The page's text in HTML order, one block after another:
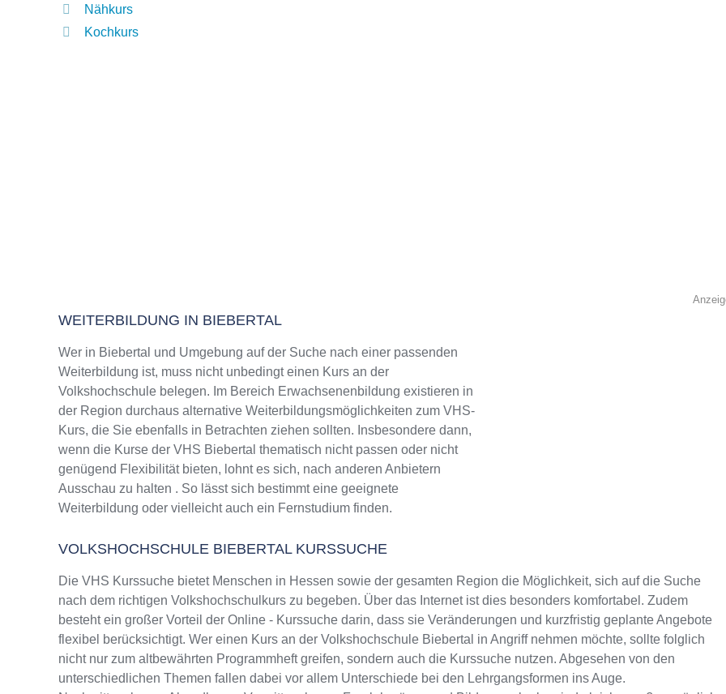
Nähkurs
Kochkurs
WEITERBILDUNG IN BIEBERTAL
Wer in Biebertal und Umgebung auf der Suche nach einer passenden
Weiterbildung ist, muss nicht unbedingt einen Kurs an der
Volkshochschule belegen. Im Bereich Erwachsenenbildung existieren in
der Region durchaus alternative Weiterbildungsmöglichkeiten zum VHS-
Kurs, die Sie ebenfalls in Betrachten ziehen sollten. Insbesondere dann,
wenn die Kurse der VHS Biebertal thematisch nicht passen oder nicht
genügend Flexibilität bieten, lohnt es sich, nach anderen Anbietern
Ausschau zu halten . So lässt sich bestimmt eine geeignete
Weiterbildung oder vielleicht auch ein Fernstudium finden.
VOLKSHOCHSCHULE BIEBERTAL KURSSUCHE
Die VHS Kurssuche bietet Menschen in Hessen sowie der gesamten Region die Möglichkeit, sich auf die Suche
nach dem richtigen Volkshochschulkurs zu begeben. Über das Internet ist dies besonders komfortabel. Zudem
besteht ein großer Vorteil der Online - Kurssuche darin, dass sie Veränderungen und kurzfristig geplante Angebote
flexibel berücksichtigt. Wer einen Kurs an der Volkshochschule Biebertal in Angriff nehmen möchte, sollte folglich
nicht nur zum altbewährten Programmheft greifen, sondern auch die Kurssuche nutzen. Abgesehen von den
unterschiedlichen Themen fallen dabei vor allem Unterschiede bei den Lehrgangsformen ins Auge.